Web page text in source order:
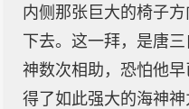
内侧那张巨大的椅子
下去。这一拜，是唐
神数次相助，恐怕他
得了如此强大的海神神